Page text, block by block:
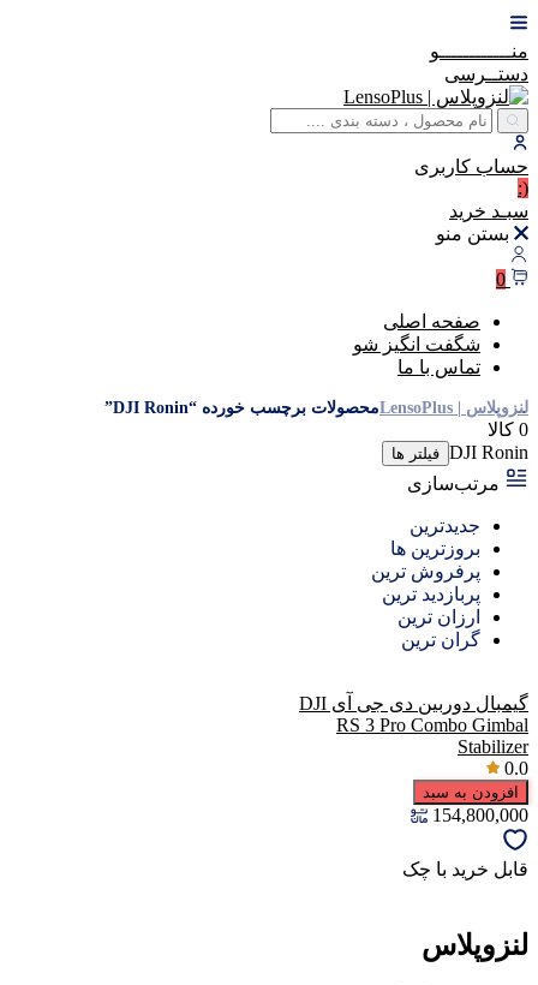
منــــــــــــو
دستــرسی
حساب کاربری
(:
سبـد خرید
بستن منو
0
صفحه اصلی
شگفت انگیز شو
تماس با ما
لنزوپلاس | LensoPlus محصولات برچسب خورده “DJI Ronin”
0 کالا
DJI Ronin فیلتر ها
مرتب‌سازی
جدیدترین
بروزترین ها
پرفروش ترین
پربازدید ترین
ارزان ترین
گران ترین
گیمبال دوربین دی جی آی DJI
RS 3 Pro Combo Gimbal
Stabilizer
0.0
افزودن به سبد
154,800,000
قابل خرید با چک
لنزوپلاس